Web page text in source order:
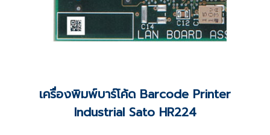
เครื่องพิมพ์บาร์โค้ด Barcode Printer
Industrial Sato HR224